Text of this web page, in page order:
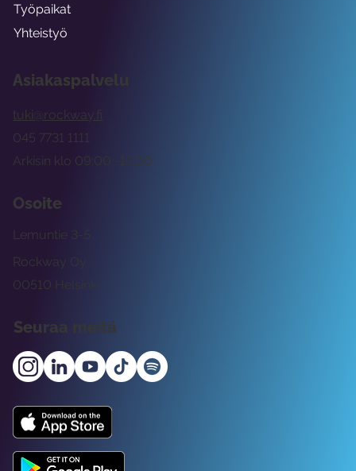
Asiakaspalvelu
tuki@rockway.fi
Arkisin klo 09:00 -15:00
045 7731 1111
Osoite
Rockway Oy
Lemuntie 3-5
00510 Helsinki
Seuraa meitä
Työpaikat
Yhteistyö